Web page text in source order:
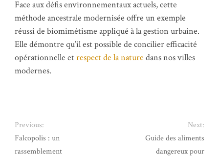
Face aux défis environnementaux actuels, cette
méthode ancestrale modernisée offre un exemple
réussi de biomimétisme appliqué à la gestion urbaine.
Elle démontre qu’il est possible de concilier efficacité
opérationnelle etrespect de la nature dans nos villes
modernes.
Previous:
Falcopolis : un
rassemblement
Next:
Guide des aliments
dangereux pour